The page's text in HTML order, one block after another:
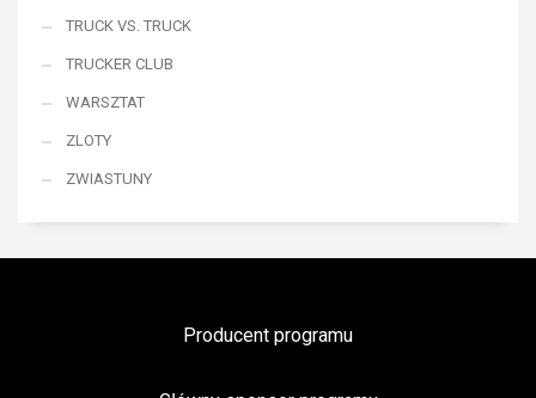
TRUCK VS. TRUCK
TRUCKER CLUB
WARSZTAT
ZLOTY
ZWIASTUNY
Producent programu